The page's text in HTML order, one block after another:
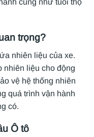
cũng như tuổi thọ
trọng?
nhiên liệu của xe.
nhiên liệu cho động
vệ hệ thống nhiên
quá trình vận hành
có.
Ô tô